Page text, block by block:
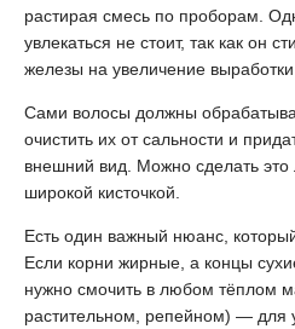
растирая смесь по проборам.
увлекаться не стоит, так как он
железы на увеличение выработки
Сами волосы должны
очистить их от сальности и
внешний вид. Можно сделать
широкой кисточкой.
Есть один важный нюанс,
Если корни жирные, а концы
нужно смочить в любом тёплом
растительном, репейном) — для